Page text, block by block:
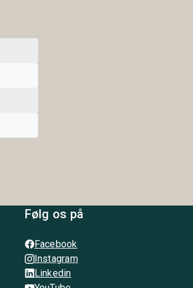
Følg os på
Facebook
Instagram
Linkedin